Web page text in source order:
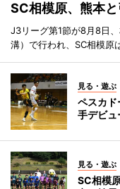
SC相模原、熊本
J3リーグ第1節が8月8日
溝）で行われ、SC相模原
見る・遊ぶ
ペスカ
手デビュ
見る・遊ぶ
SC相模